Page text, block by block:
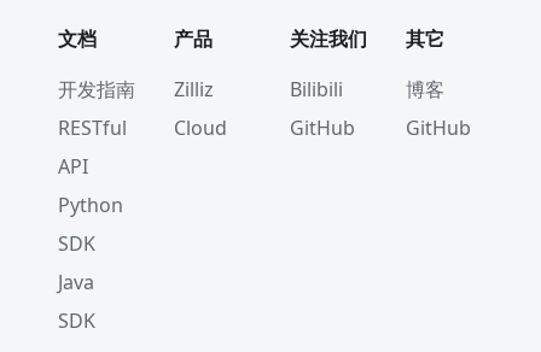
文档
开发指南
RESTful
API
Python
SDK
Java
SDK
产品
Zilliz
Cloud
关注我们
Bilibili
GitHub
其它
博客
GitHub